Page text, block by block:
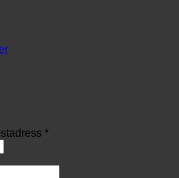
*Obligatoriskt